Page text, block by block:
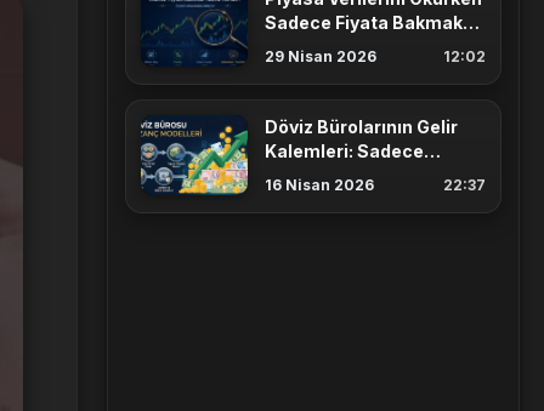
Sadece Fiyata Bakmak
Neden Yetmez?
29 Nisan 2026 12:02
Döviz Bürolarının Gelir
Kalemleri: Sadece
Gişeden mi Para
16 Nisan 2026 22:37